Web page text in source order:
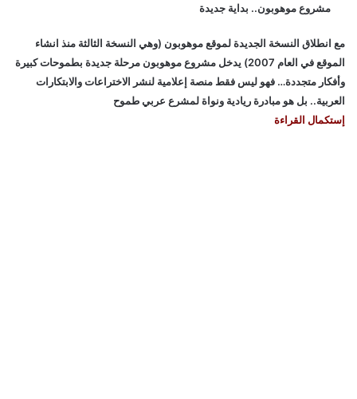
مشروع موهوبون.. بداية جديدة
مع انطلاق النسخة الجديدة لموقع موهوبون (وهي النسخة الثالثة منذ انشاء
الموقع في العام 2007) يدخل مشروع موهوبون مرحلة جديدة بطموحات كبيرة
وأفكار متجددة… فهو ليس فقط منصة إعلامية لنشر الاختراعات والابتكارات
العربية.. بل هو مبادرة ريادية ونواة لمشرع عربي طموح
إستكمال القراءة